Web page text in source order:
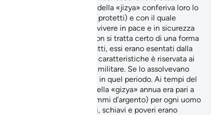
islamico. Il pagamento della «jizya» conferiva loro lo
status di «dhim- mìy» (protetti) e con il quale
ottenevano il diritto di vivere in pace e in sicurezza
nello Stato islamico. Non si tratta certo di una forma
di discriminazione, infatti, essi erano esentati dalla
decima, che per le sud caratteristiche è riservata ai
credenti, e dal servizio militare. Se lo assolvevano
non pagavano il tributo in quel periodo. Ai tempi del
Profeta, l’ammontare della «gizya» annua era pari a
dieci dirham (circa grammi d’argento) per ogni uomo
adulto (donne, bambini, schiavi e poveri erano